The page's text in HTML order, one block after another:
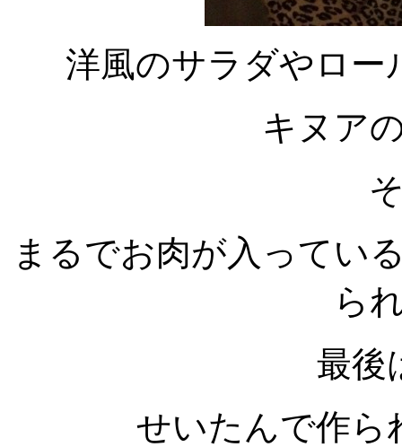
洋風のサラダやロー
キヌア
まるでお肉が入ってい
ら
最後
せいたんで作ら